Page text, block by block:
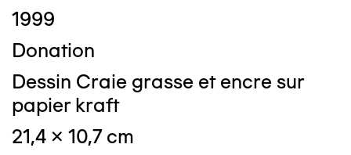
1999
Donation
Dessin Craie grasse et encre sur
papier kraft
21,4 x 10,7 cm